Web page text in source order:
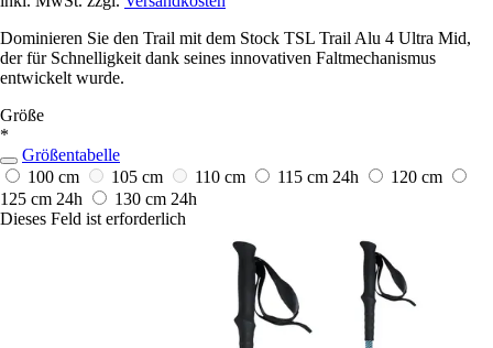
Dominieren Sie den Trail mit dem Stock TSL Trail Alu 4 Ultra Mid,
der für Schnelligkeit dank seines innovativen Faltmechanismus
entwickelt wurde.
Größe
*
Größentabelle
100 cm
105 cm 110 cm 115 cm 24h
120 cm
125 cm 24h 130 cm 24h
Dieses Feld ist erforderlich